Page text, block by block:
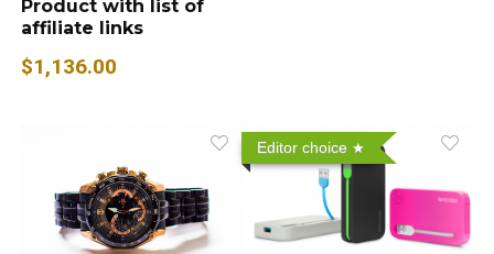
Product with list of
affiliate links
$1,136.00
Editor choice